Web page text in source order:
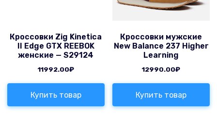
Кроссовки Zig Kinetica
II Edge GTX REEBOK
женские — S29124
11992.00₽
Купить товар
Кроссовки мужские
New Balance 237 Higher
Learning
12990.00₽
Купить товар